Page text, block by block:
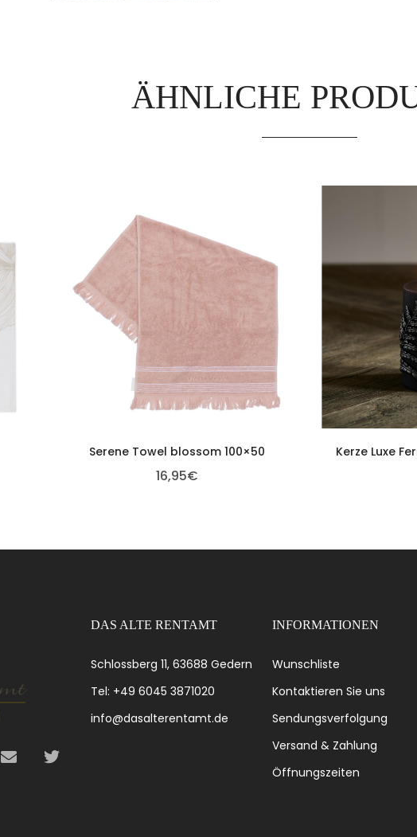
ÄHNLICHE
Serene Towel blossom 100×50
16,95€
Kerze Luxe
DAS ALTE RENTAMT
Schlossberg 11, 63688 Gedern
Tel: +49 6045 3871020
info@dasalterentamt.de
INFORMATIONEN
Wunschliste
Kontaktieren Sie uns
Sendungsverfolgung
Versand & Zahlung
Öffnungszeiten